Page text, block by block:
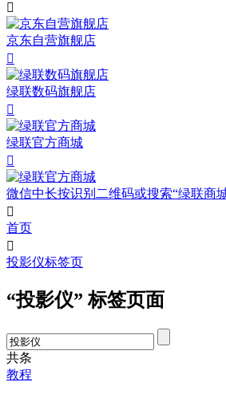

京东自营旗舰店

绿联数码旗舰店

绿联官方商城

微信中长按识别二维码或搜索“绿联商

首页

投影仪标签页
“投影仪” 标签页面
共条
教程